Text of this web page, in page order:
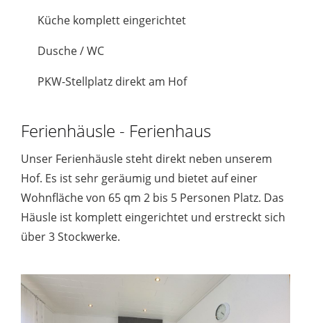
Küche komplett eingerichtet
Dusche / WC
PKW-Stellplatz direkt am Hof
Ferienhäusle - Ferienhaus
Unser Ferienhäusle steht direkt neben unserem
Hof. Es ist sehr geräumig und bietet auf einer
Wohnfläche von 65 qm 2 bis 5 Personen Platz. Das
Häusle ist komplett eingerichtet und erstreckt sich
über 3 Stockwerke.